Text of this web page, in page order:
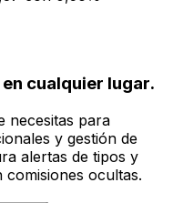
cualquier lugar.
necesitas para
y gestión de
alertas de tipos y
ocultas.